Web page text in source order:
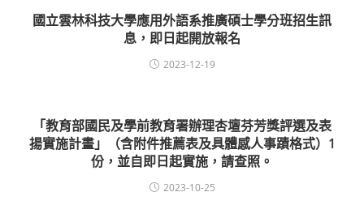
國立雲林科技大學應用外語系推廣碩士學分班招生訊
息，即日起開放報名
2023-12-19
「教育部國民及學前教育署辦理杏壇芬芳獎評選及表
揚實施計畫」（含附件推薦表及具體感人事蹟格式）1
份，並自即日起實施，請查照。
2023-10-25